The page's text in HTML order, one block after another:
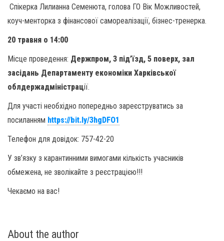
Спікерка Лилианна Семенюта, голова ГО Вік Можливостей,
коуч-менторка з фінансової самореалізації, бізнес-тренерка.
20 травня о 14:00
Місце проведення: Держпром, 3 під’їзд, 5 поверх, зал
засідань Департаменту економіки Харківської
облдержадміністрації.
Для участі необхідно попередньо зареєструватись за
посиланням https://bit.ly/3hgDFO1
Телефон для довідок: 757-42-20
У зв’язку з карантинними вимогами кількість учасників
обмежена, не зволікайте з реєстрацією!!!
Чекаємо на вас!
About the author